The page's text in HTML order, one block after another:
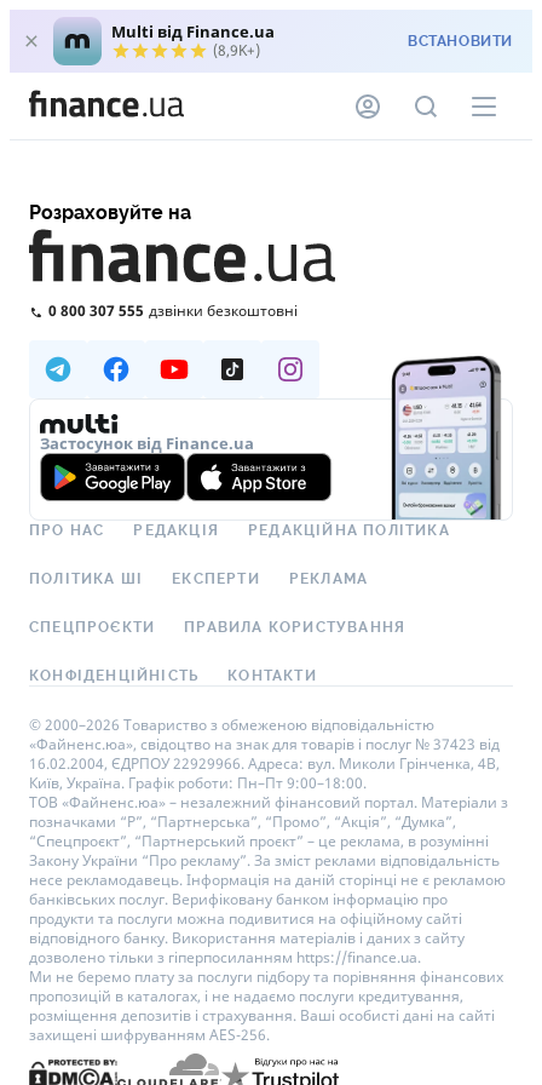
Multi від Finance.ua
(8,9K+) ВСТАНОВИТИ
Розраховуйте на
0 800 307 555 дзвінки безкоштовні
Застосунок від Finance.ua
ПРО НАС РЕДАКЦІЯ РЕДАКЦІЙНА ПОЛІТИКА
ПОЛІТИКА ШІ ЕКСПЕРТИ РЕКЛАМА
СПЕЦПРОЄКТИ ПРАВИЛА КОРИСТУВАННЯ
КОНФІДЕНЦІЙНІСТЬ КОНТАКТИ
© 2000–2026 Товариство з обмеженою відповідальністю
«Файненс.юа», свідоцтво на знак для товарів і послуг № 37423 від
16.02.2004, ЄДРПОУ 22929966. Адреса: вул. Миколи Грінченка, 4В,
Київ, Україна. Графік роботи: Пн–Пт 9:00–18:00.
ТОВ «Файненс.юа» – незалежний фінансовий портал. Матеріали з
позначками “Р”, “Партнерська”, “Промо”, “Акція”, “Думка”,
“Спецпроєкт”, “Партнерський проєкт” – це реклама, в розумінні
Закону України “Про рекламу”. За зміст реклами відповідальність
несе рекламодавець. Інформація на даній сторінці не є рекламою
банківських послуг. Верифіковану банком інформацію про
продукти та послуги можна подивитися на офіційному сайті
відповідного банку. Використання матеріалів і даних з сайту
дозволено тільки з гіперпосиланням https://finance.ua.
Ми не беремо плату за послуги підбору та порівняння фінансових
пропозицій в каталогах, і не надаємо послуги кредитування,
розміщення депозитів і страхування. Ваші особисті дані на сайті
захищені шифруванням AES-256.